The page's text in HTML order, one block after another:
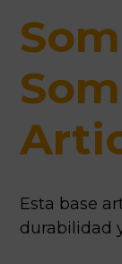
Esta base
durabilidad